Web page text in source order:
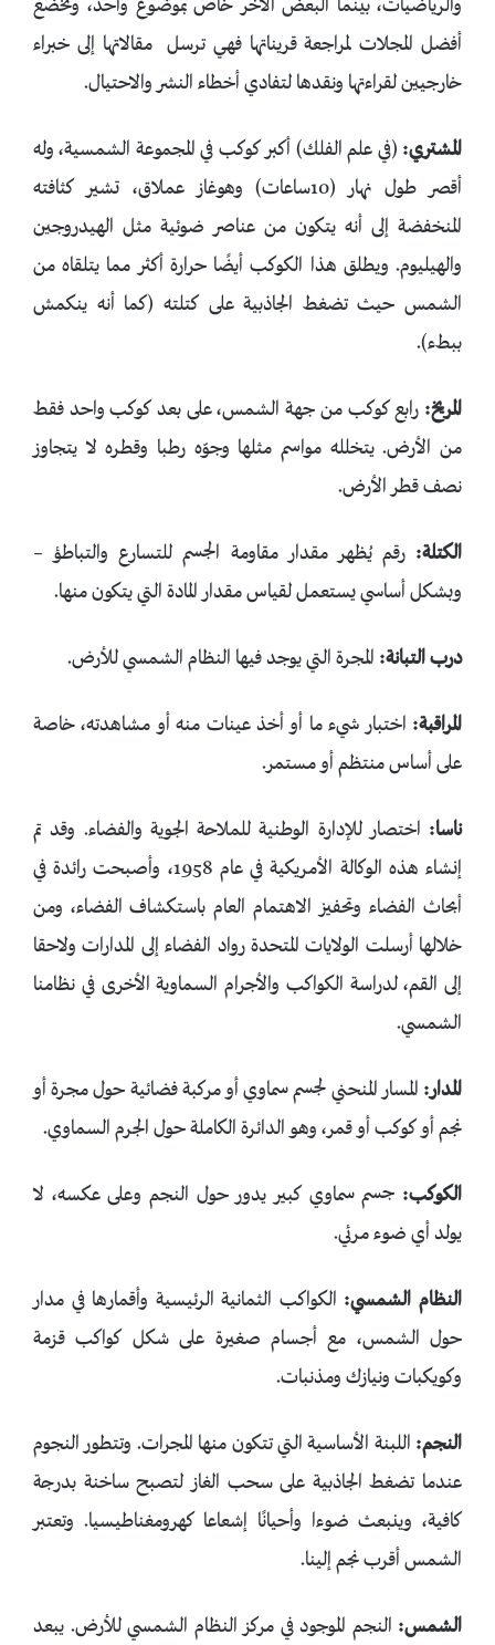
والرياضيات، بينما البعض الآخر خاص بموضوع واحد، وتخضع
أفضل المجلات لمراجعة قريناتها فهي ترسل مقالاتها إلى خبراء
خارجيين لقراءتها ونقدها لتفادي أخطاء النشر والاحتيال.
المشتري: (في علم الفلك) أكبر كوكب في المجموعة الشمسية، وله
أقصر طول نهار (10ساعات) وهوغاز عملاق، تشير كثافته
المنخفضة إلى أنه يتكون من عناصر ضوئية مثل الهيدروجين
والهيليوم. ويطلق هذا الكوكب أيضًا حرارة أكثر مما يتلقاه من
الشمس حيث تضغط الجاذبية على كتلته (كما أنه ينكمش
ببطء).
المريخ: رابع كوكب من جهة الشمس، على بعد كوكب واحد فقط
من الأرض. يتخلله مواسم مثلها وجوّه رطبا وقطره لا يتجاوز
نصف قطر الأرض.
الكتلة: رقم يُظهر مقدار مقاومة الجسم للتسارع والتباطؤ –
وبشكل أساسي يستعمل لقياس مقدار المادة التي يتكون منها.
درب التبانة: المجرة التي يوجد فيها النظام الشمسي للأرض.
المراقبة: اختبار شيء ما أو أخذ عينات منه أو مشاهدته، خاصة
على أساس منتظم أو مستمر.
ناسا: اختصار للإدارة الوطنية للملاحة الجوية والفضاء. وقد تم
إنشاء هذه الوكالة الأمريكية في عام 1958، وأصبحت رائدة في
أبحاث الفضاء وتحفيز الاهتمام العام باستكشاف الفضاء، ومن
خلالها أرسلت الولايات المتحدة رواد الفضاء إلى المدارات ولاحقا
إلى القم، لدراسة الكواكب والأجرام السماوية الأخرى في نظامنا
الشمسي.
المدار: المسار المنحني لجسم سماوي أو مركبة فضائية حول مجرة ​​أو
نجم أو كوكب أو قمر، وهو الدائرة الكاملة حول الجرم السماوي.
الكوكب: جسم سماوي كبير يدور حول النجم وعلى عكسه، لا
يولد أي ضوء مرئي.
النظام الشمسي: الكواكب الثمانية الرئيسية وأقمارها في مدار
حول الشمس، مع أجسام صغيرة على شكل كواكب قزمة
وكويكبات ونيازك ومذنبات.
النجم: اللبنة الأساسية التي تتكون منها المجرات. وتتطور النجوم
عندما تضغط الجاذبية على سحب الغاز لتصبح ساخنة بدرجة
كافية، وينبعث ضوءا وأحيانًا إشعاعا كهرومغناطيسيا. وتعتبر
الشمس أقرب نجم إلينا.
الشمس: النجم الموجود في مركز النظام الشمسي للأرض. يبعد